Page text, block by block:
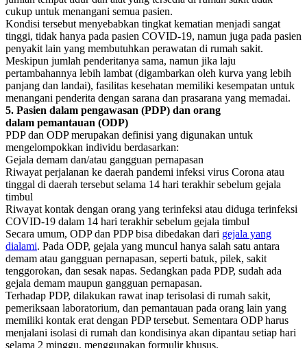
cukup untuk menangani semua pasien.
Kondisi tersebut menyebabkan tingkat kematian menjadi sangat
tinggi, tidak hanya pada pasien COVID-19, namun juga pada pasien
penyakit lain yang membutuhkan perawatan di rumah sakit.
Meskipun jumlah penderitanya sama, namun jika laju
pertambahannya lebih lambat (digambarkan oleh kurva yang lebih
panjang dan landai), fasilitas kesehatan memiliki kesempatan untuk
menangani penderita dengan sarana dan prasarana yang memadai.
5. Pasien dalam pengawasan (PDP) dan orang
dalam pemantauan (ODP)
PDP dan ODP merupakan definisi yang digunakan untuk
mengelompokkan individu berdasarkan:
Gejala demam dan/atau gangguan pernapasan
Riwayat perjalanan ke daerah pandemi infeksi virus Corona atau
tinggal di daerah tersebut selama 14 hari terakhir sebelum gejala
timbul
Riwayat kontak dengan orang yang terinfeksi atau diduga terinfeksi
COVID-19 dalam 14 hari terakhir sebelum gejala timbul
Secara umum, ODP dan PDP bisa dibedakan dari gejala yang
dialami. Pada ODP, gejala yang muncul hanya salah satu antara
demam atau gangguan pernapasan, seperti batuk, pilek, sakit
tenggorokan, dan sesak napas. Sedangkan pada PDP, sudah ada
gejala demam maupun gangguan pernapasan.
Terhadap PDP, dilakukan rawat inap terisolasi di rumah sakit,
pemeriksaan laboratorium, dan pemantauan pada orang lain yang
memiliki kontak erat dengan PDP tersebut. Sementara ODP harus
menjalani isolasi di rumah dan kondisinya akan dipantau setiap hari
selama 2 minggu, menggunakan formulir khusus.